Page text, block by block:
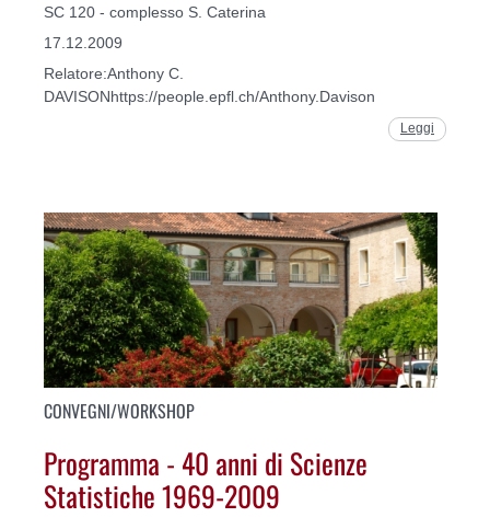
SC 120 - complesso S. Caterina
17.12.2009
Relatore:Anthony C.
DAVISONhttps://people.epfl.ch/Anthony.Davison
Leggi
CONVEGNI/WORKSHOP
Programma - 40 anni di Scienze
Statistiche 1969-2009